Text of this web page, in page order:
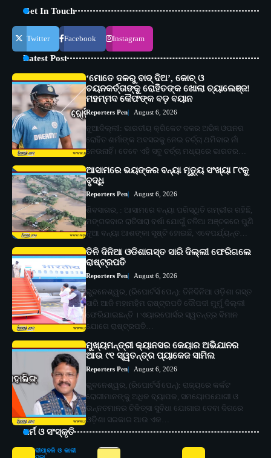
Get In Touch
Twitter Facebook Instagram
Latest Post
‘ମୋତେ ଦଳରୁ ବାଦ୍ ଦିଅ’, କୋଚ୍ ଓ
ଚୟନକର୍ତ୍ତାଙ୍କୁ ରୋହିତଙ୍କ ଖୋଲା ଚ୍ୟାଲେଞ୍ଜ!
ମହମ୍ମଦ କୈଫଙ୍କ ବଡ଼ ବୟାନ
Reporters Pen August 6, 2026
ନୂଆଦିଲ୍ଲୀ: ଭାରତୀୟ କ୍ରିକେଟ ଦଳର ଅଭିଜ୍ଞ ଓପନର
ରୋହିତ ଶର୍ମାଙ୍କ ଅବସରକୁ ନେଇ ଚର୍ଚ୍ଚା ଥମିବାର ନାଁ
ନେଉନାହିଁ। ତେବେ ଏହି ସବୁ ଚର୍ଚ୍ଚା ମଧ୍ୟରେ ଭାରତର…
ଆସାମରେ ଭୟଙ୍କର ବନ୍ୟା ମୃତ୍ୟୁ ସଂଖ୍ୟା ୮୯କୁ
ବୃଦ୍ଧି
Reporters Pen August 6, 2026
ଶିବସାଗର, : ଆସାମରେ ବନ୍ୟା ପରିସ୍ଥିତି ଗମ୍ଭୀର ରହିଛି,
ମଙ୍ଗଳବାର ରାତିସାରା ବର୍ଷା ଯୋଗୁଁ ତଳିଆ ଅଞ୍ଚଳରେ ପୁଣି
ନୂଆ ବନ୍ୟା ଆଶଙ୍କା ସୃଷ୍ଟି ହୋଇଛି, ଏବେପର୍ଯ୍ୟନ୍ତ…
ତିନି ଦିନିଆ ଓଡିଶାଗସ୍ତ ସାରି ଦିଲ୍ଲୀ ଫେରିଗଲେ
ରାଷ୍ଟ୍ରପତି
Reporters Pen August 6, 2026
ଭୁବନେଶ୍ୱର, (ରିପୋର୍ଟର୍ସ ପେନ୍‌): ତିନିଦିନିଆ ଓଡ଼ିଶା ଗସ୍ତ
ସାରି ଆଜି ମହାମହିମ ରାଷ୍ଟ୍ରପତି ଦୌପଦୀ ମୁର୍ମୁ ଦିଲ୍ଲୀ
ଫେରିଯାଇଛନ୍ତି । ଏୟାରପୋର୍ସର ସ୍ୱତନ୍ତ୍ର ବିମାନ
ଯୋଗେ ରାଷ୍ଟ୍ରପତି…
ମୁଖ୍ୟମନ୍ତ୍ରୀ କ୍ୟାନସର କେୟାର ଅଭିଯାନର
ଆଉ ୯୧ ସ୍ୱତନ୍ତ୍ର ପ୍ୟାକେଜ ସାମିଲ
Reporters Pen August 6, 2026
ଭୁବନେଶ୍ୱର, (ରିପୋର୍ଟର୍ସ ପେନ୍‌): ରାଜ୍ୟରେ କର୍କଟ
ରୋଗୀମାନଙ୍କୁ ଅଧିକ ବ୍ୟାପକ, ସମୟୋପଯୋଗୀ ଓ
ଉନ୍ନତମାନର ଚିକିତ୍ସା ସୁବିଧା ଯୋଗାଇ ଦେବା ଦିଗରେ
ଓଡ଼ିଶା ସରକାର ଆଉ ଏକ…
ଧର୍ମ ଓ ସଂସ୍କୃତି
ଦୀପାବଳି ଓ କାଳୀ